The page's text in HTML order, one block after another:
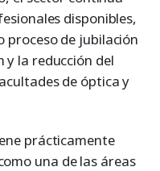
disponibles,
proceso de jubilación
y la reducción del
de óptica y
prácticamente
una de las áreas